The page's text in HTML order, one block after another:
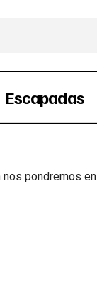
Escapadas
pondremos en